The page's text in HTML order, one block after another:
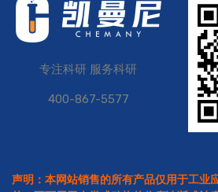
专注科研 服务科研
400-867-5577
声明：本网站销售的所有产品仅用于工业